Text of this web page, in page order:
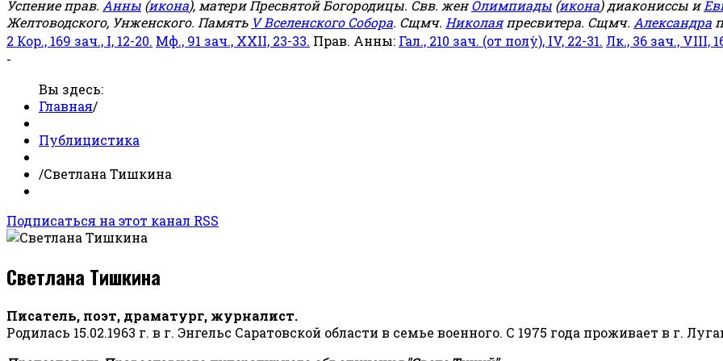
Успение прав. Анны (икона), матери Пресвятой Богородицы. Свв. женОлимпиады (икона) диакониссы и
Желтоводского, Унженского. Память V Вселенского Собора. Сщмч. Николаяпресвитера. Сщмч. Александра
2 Кор., 169 зач., I, 12-20. Мф., 91 зач., XXII, 23-33. Прав. Анны: Гал., 210 зач. (от полу́), IV, 22-31. Лк., 36 зач., VIII,
-
Вы здесь:
Главная/
Публицистика
/Светлана Тишкина
Подписаться на этот канал RSS
Светлана Тишкина
Писатель, поэт, драматург, журналист.
Родилась 15.02.1963 г. в г. Энгельс Саратовской области в семье военного. С 1975 года проживает в г.